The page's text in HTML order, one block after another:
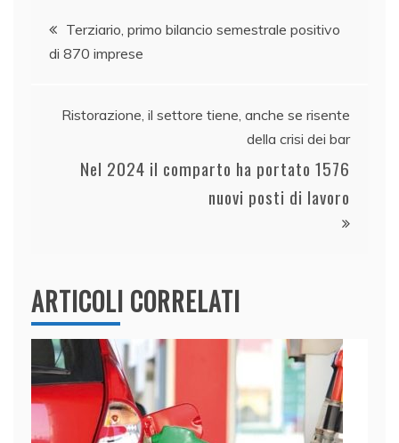
b
o
k
dI
n
A
vi
Navigazione
articoli
Terziario, primo bilancio semestrale positivo
di 870 imprese
Ristorazione, il settore tiene, anche se risente
della crisi dei bar
Nel 2024 il comparto ha portato 1576
nuovi posti di lavoro
ARTICOLI CORRELATI